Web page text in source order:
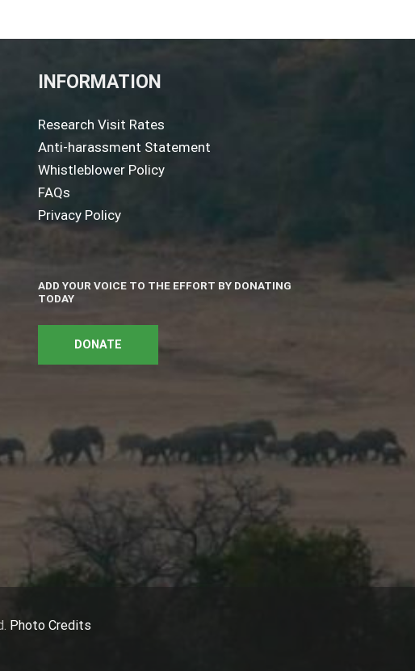
INFORMATION
Research Visit Rates
Anti-harassment Statement
Whistleblower Policy
FAQs
Privacy Policy
ADD YOUR VOICE TO THE EFFORT BY DONATING
TODAY
DONATE
Photo Credits